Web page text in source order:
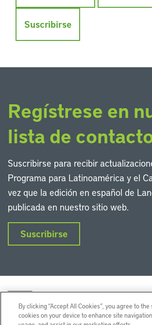
Suscribirse
Regístrese en
lista de
Suscribirse para recibir
Programa para Latinoamérica y el
vez que la edición en español de
publicada en nuestro sitio web.
Suscribirse
By clicking “Accept All Cookies”, you agree to
cookies on your device to enhance site